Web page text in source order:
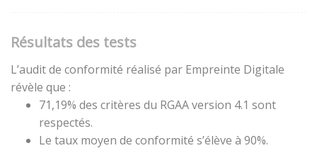
Résultats des tests
L’audit de conformité réalisé par Empreinte Digitale
révèle que :
71,19% des critères du RGAA version 4.1 sont
respectés.
Le taux moyen de conformité s’élève à 90%.